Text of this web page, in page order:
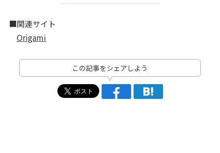
■関連サイト
Origami
この記事をシェアしよう